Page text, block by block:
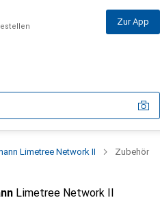
Zur App
Limetree Network II Zubehör
Limetree Network II